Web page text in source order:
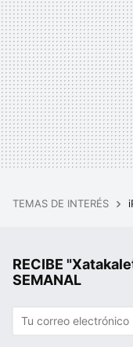
TEMAS DE INTERÉS
RECIBE
SEMANAL